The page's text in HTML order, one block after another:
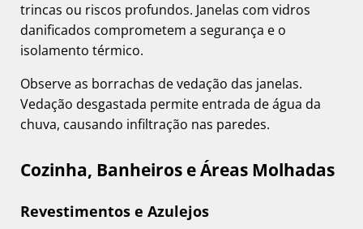
trincas ou riscos profundos. Janelas com vidros
danificados comprometem a segurança e o
isolamento térmico.
Observe as borrachas de vedação das janelas.
Vedação desgastada permite entrada de água da
chuva, causando infiltração nas paredes.
Cozinha, Banheiros e Áreas Molhadas
Revestimentos e Azulejos